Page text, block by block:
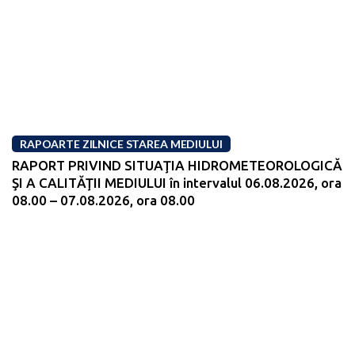
RAPOARTE ZILNICE STAREA MEDIULUI
RAPORT PRIVIND SITUAŢIA HIDROMETEOROLOGICĂ
ŞI A CALITĂŢII MEDIULUI în intervalul 06.08.2026, ora
08.00 – 07.08.2026, ora 08.00